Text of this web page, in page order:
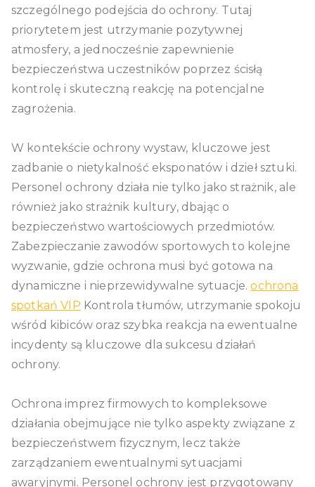
szczególnego podejścia do ochrony. Tutaj
priorytetem jest utrzymanie pozytywnej
atmosfery, a jednocześnie zapewnienie
bezpieczeństwa uczestników poprzez ścisłą
kontrolę i skuteczną reakcję na potencjalne
zagrożenia.
W kontekście ochrony wystaw, kluczowe jest
zadbanie o nietykalność eksponatów i dzieł sztuki.
Personel ochrony działa nie tylko jako strażnik, ale
również jako strażnik kultury, dbając o
bezpieczeństwo wartościowych przedmiotów.
Zabezpieczanie zawodów sportowych to kolejne
wyzwanie, gdzie ochrona musi być gotowa na
dynamiczne i nieprzewidywalne sytuacje.ochrona
spotkań VIP Kontrola tłumów, utrzymanie spokoju
wśród kibiców oraz szybka reakcja na ewentualne
incydenty są kluczowe dla sukcesu działań
ochrony.
Ochrona imprez firmowych to kompleksowe
działania obejmujące nie tylko aspekty związane z
bezpieczeństwem fizycznym, lecz także
zarządzaniem ewentualnymi sytuacjami
awaryjnymi. Personel ochrony jest przygotowany